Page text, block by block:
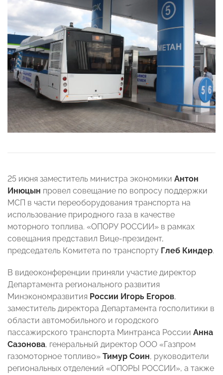
25 июня заместитель министра экономики Антон
Инюцын провел совещание по вопросу поддержки
МСП в части переоборудования транспорта на
использование природного газа в качестве
моторного топлива. «ОПОРУ РОССИИ» в рамках
совещания представил Вице-президент,
председатель Комитета по транспорту Глеб Киндер.
В видеоконференции приняли участие директор
Департамента регионального развития
Минэкономразвития России Игорь Егоров,
заместитель директора Департамента госполитики в
области автомобильного и городского
пассажирского транспорта Минтранса России Анна
Сазонова, генеральный директор ООО «Газпром
газомоторное топливо» Тимур Соин, руководители
региональных отделений «ОПОРЫ РОССИИ», а также